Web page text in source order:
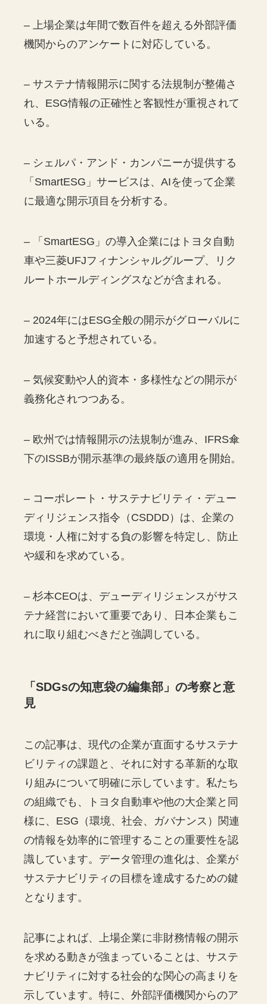
– 上場企業は年間で数百件を超える外部評価
機関からのアンケートに対応している。
– サステナ情報開示に関する法規制が整備さ
れ、ESG情報の正確性と客観性が重視されて
いる。
– シェルパ・アンド・カンパニーが提供する
「SmartESG」サービスは、AIを使って企業
に最適な開示項目を分析する。
– 「SmartESG」の導入企業にはトヨタ自動
車や三菱UFJフィナンシャルグループ、リク
ルートホールディングスなどが含まれる。
– 2024年にはESG全般の開示がグローバルに
加速すると予想されている。
– 気候変動や人的資本・多様性などの開示が
義務化されつつある。
– 欧州では情報開示の法規制が進み、IFRS傘
下のISSBが開示基準の最終版の適用を開始。
– コーポレート・サステナビリティ・デュー
ディリジェンス指令（CSDDD）は、企業の
環境・人権に対する負の影響を特定し、防止
や緩和を求めている。
– 杉本CEOは、デューディリジェンスがサス
テナ経営において重要であり、日本企業もこ
れに取り組むべきだと強調している。
「SDGsの知恵袋の編集部」の考察と意
見
この記事は、現代の企業が直面するサステナ
ビリティの課題と、それに対する革新的な取
り組みについて明確に示しています。私たち
の組織でも、トヨタ自動車や他の大企業と同
様に、ESG（環境、社会、ガバナンス）関連
の情報を効率的に管理することの重要性を認
識しています。データ管理の進化は、企業が
サステナビリティの目標を達成するための鍵
となります。
記事によれば、上場企業に非財務情報の開示
を求める動きが強まっていることは、サステ
ナビリティに対する社会的な関心の高まりを
示しています。特に、外部評価機関からのア